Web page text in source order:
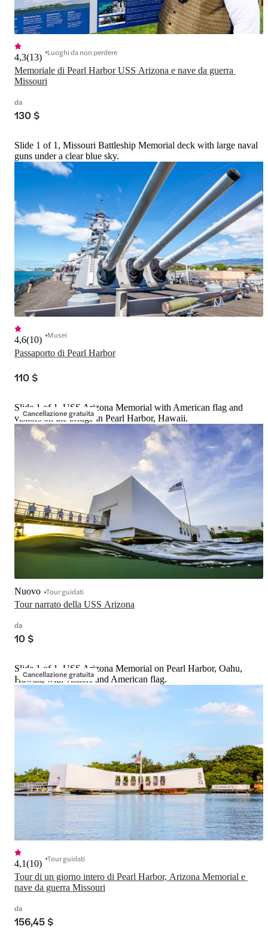
Memoriale di Pearl Harbor USS Arizona e nave da guerra
Missouri
4,3(13) Luoghi da non perdere
da
130 $
Slide 1 of 1, Missouri Battleship Memorial deck with large naval
guns under a clear blue sky.
Passaporto di Pearl Harbor
4,6(10) Musei
110 $
Cancellazione gratuita
Slide 1 of 1, USS Arizona Memorial with American flag and
visitors on the bridge in Pearl Harbor, Hawaii.
Tour narrato della USS Arizona
Nuovo Tour guidati
da
10 $
Cancellazione gratuita
Slide 1 of 1, USS Arizona Memorial on Pearl Harbor, Oahu,
Hawaii, with visitors and American flag.
Tour di un giorno intero di Pearl Harbor, Arizona Memorial e
nave da guerra Missouri
4,1(10) Tour guidati
da
156,45 $